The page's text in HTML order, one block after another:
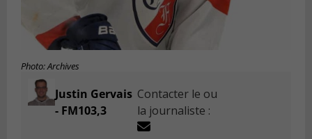
Photo: Archives
Justin Gervais
- FM103,3
Contacter le ou
la journaliste :